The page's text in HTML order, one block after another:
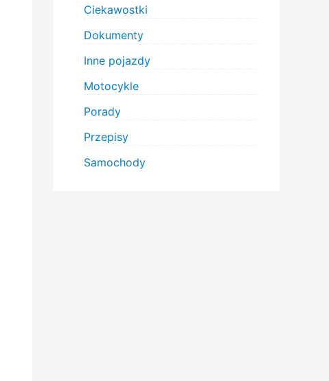
Ciekawostki
Dokumenty
Inne pojazdy
Motocykle
Porady
Przepisy
Samochody